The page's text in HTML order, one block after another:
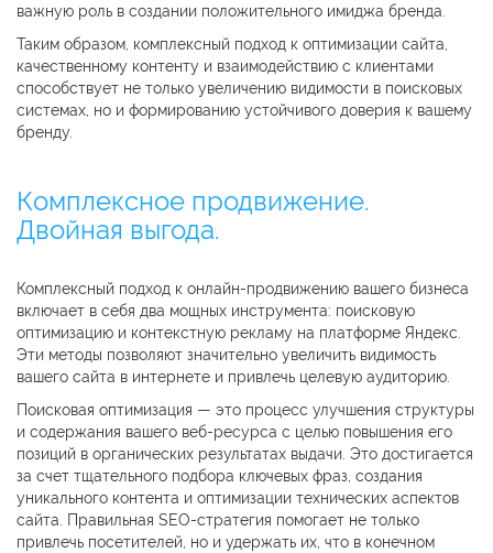
важную роль в создании положительного имиджа бренда.
Таким образом, комплексный подход к оптимизации сайта,
качественному контенту и взаимодействию с клиентами
способствует не только увеличению видимости в поисковых
системах, но и формированию устойчивого доверия к вашему
бренду.
Комплексное продвижение.
Двойная выгода.
Комплексный подход к онлайн-продвижению вашего бизнеса
включает в себя два мощных инструмента: поисковую
оптимизацию и контекстную рекламу на платформе Яндекс.
Эти методы позволяют значительно увеличить видимость
вашего сайта в интернете и привлечь целевую аудиторию.
Поисковая оптимизация — это процесс улучшения структуры
и содержания вашего веб-ресурса с целью повышения его
позиций в органических результатах выдачи. Это достигается
за счет тщательного подбора ключевых фраз, создания
уникального контента и оптимизации технических аспектов
сайта. Правильная SEO-стратегия помогает не только
привлечь посетителей, но и удержать их, что в конечном